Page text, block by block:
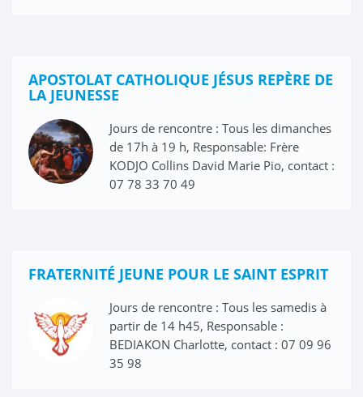
APOSTOLAT CATHOLIQUE JÉSUS REPÈRE DE
LA JEUNESSE
Jours de rencontre : Tous les dimanches
de 17h à 19 h, Responsable: Frère
KODJO Collins David Marie Pio, contact :
07 78 33 70 49
FRATERNITÉ JEUNE POUR LE SAINT ESPRIT
Jours de rencontre : Tous les samedis à
partir de 14 h45, Responsable :
BEDIAKON Charlotte, contact : 07 09 96
35 98